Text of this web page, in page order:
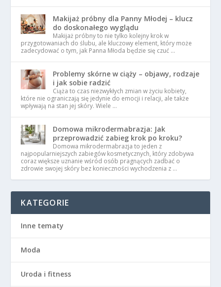
Makijaż próbny dla Panny Młodej – klucz
do doskonałego wyglądu
Makijaż próbny to nie tylko kolejny krok w
przygotowaniach do ślubu, ale kluczowy element, który może
zadecydować o tym, jak Panna Młoda będzie się czuć …
Problemy skórne w ciąży – objawy, rodzaje
i jak sobie radzić
Ciąża to czas niezwykłych zmian w życiu kobiety,
które nie ograniczają się jedynie do emocji i relacji, ale także
wpływają na stan jej skóry. Wiele …
Domowa mikrodermabrazja: Jak
przeprowadzić zabieg krok po kroku?
Domowa mikrodermabrazja to jeden z
najpopularniejszych zabiegów kosmetycznych, który zdobywa
coraz większe uznanie wśród osób pragnących zadbać o
zdrowie swojej skóry bez konieczności wychodzenia z …
KATEGORIE
Inne tematy
Moda
Uroda i fitness